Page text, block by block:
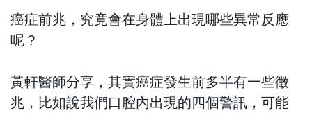
癌症前兆，究竟會在身體上出現哪些異常反應
呢？
黃軒醫師分享，其實癌症發生前多半有一些徵
兆，比如說我們口腔內出現的四個警訊，可能